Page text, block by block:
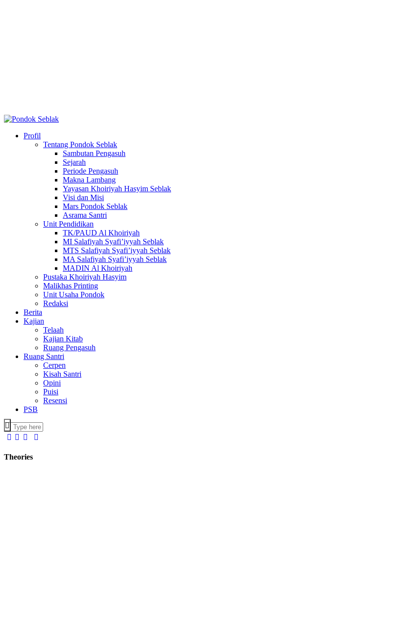
Profil
Tentang Pondok Seblak
Sambutan Pengasuh
Sejarah
Periode Pengasuh
Makna Lambang
Yayasan Khoiriyah Hasyim Seblak
Visi dan Misi
Mars Pondok Seblak
Asrama Santri
Unit Pendidikan
TK/PAUD Al Khoiriyah
MI Salafiyah Syafi’iyyah Seblak
MTS Salafiyah Syafi’iyyah Seblak
MA Salafiyah Syafi’iyyah Seblak
MADIN Al Khoiriyah
Pustaka Khoiriyah Hasyim
Malikhas Printing
Unit Usaha Pondok
Redaksi
Berita
Kajian
Telaah
Kajian Kitab
Ruang Pengasuh
Ruang Santri
Cerpen
Kisah Santri
Opini
Puisi
Resensi
PSB
Theories